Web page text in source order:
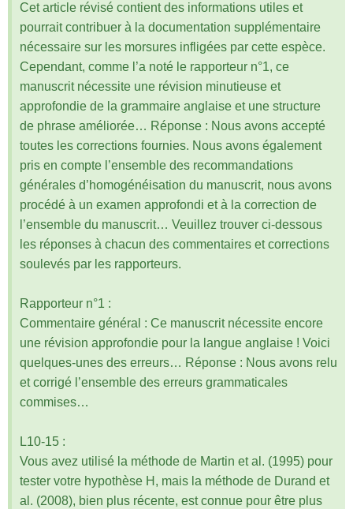
Cet article révisé contient des informations utiles et
pourrait contribuer à la documentation supplémentaire
nécessaire sur les morsures infligées par cette espèce.
Cependant, comme l’a noté le rapporteur n°1, ce
manuscrit nécessite une révision minutieuse et
approfondie de la grammaire anglaise et une structure
de phrase améliorée… Réponse : Nous avons accepté
toutes les corrections fournies. Nous avons également
pris en compte l’ensemble des recommandations
générales d’homogénéisation du manuscrit, nous avons
procédé à un examen approfondi et à la correction de
l’ensemble du manuscrit… Veuillez trouver ci-dessous
les réponses à chacun des commentaires et corrections
soulevés par les rapporteurs.
Rapporteur n°1 :
Commentaire général : Ce manuscrit nécessite encore
une révision approfondie pour la langue anglaise ! Voici
quelques-unes des erreurs… Réponse : Nous avons relu
et corrigé l’ensemble des erreurs grammaticales
commises…
L10-15 :
Vous avez utilisé la méthode de Martin et al. (1995) pour
tester votre hypothèse H, mais la méthode de Durand et
al. (2008), bien plus récente, est connue pour être plus